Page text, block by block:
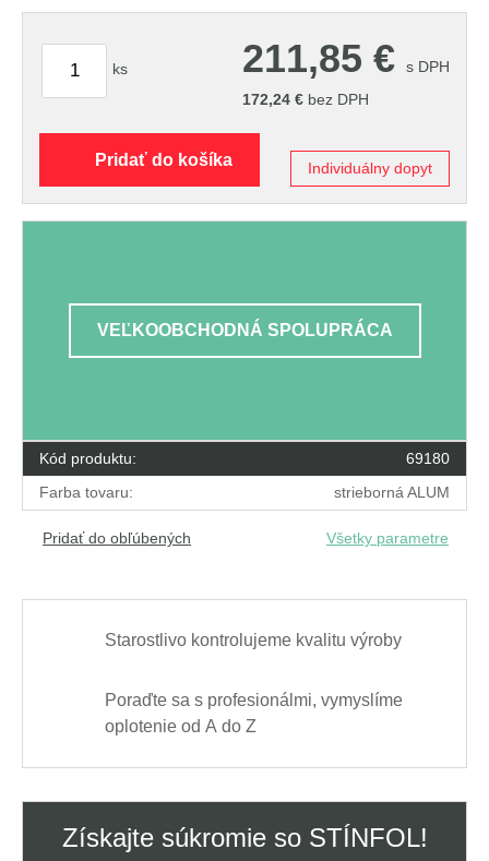
Kód produktu:
69180
Farba tovaru:
strieborná ALUM
Pridať do obľúbených Všetky parametre
ks 211,85 €
s DPH
172,24 € bez DPH
Pridať do košíka Individuálny dopyt
VEĽKOOBCHODNÁ SPOLUPRÁCA
Starostlivo kontrolujeme kvalitu výroby
Poraďte sa s profesionálmi, vymyslíme
oplotenie od A do Z
Získajte súkromie so STÍNFOL!